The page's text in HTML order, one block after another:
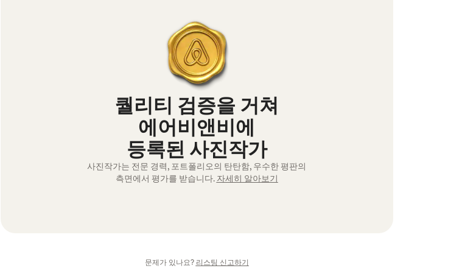
퀄리티 검증을 거쳐
에어비앤비에
등록된 사진작가
사진작가는 전문 경력, 포트폴리오의 탄탄함, 우수한 평판의
측면에서 평가를 받습니다. 자세히 알아보기
문제가 있나요? 리스팅 신고하기